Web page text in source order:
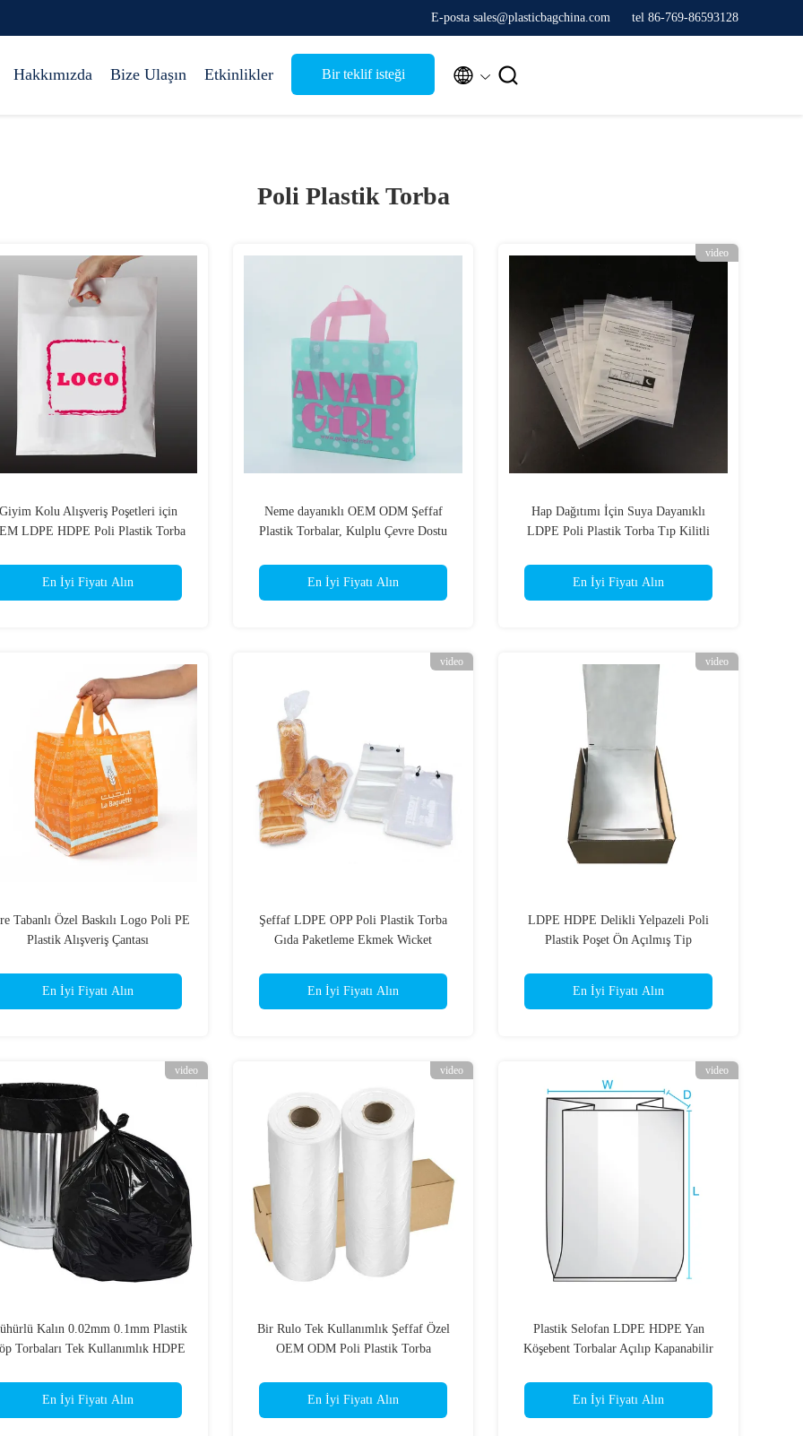
E-posta sales@plasticbagchina.com tel 86-769-86593128
Hakkımızda Bize Ulaşın Etkinlikler Bir teklif isteği  
Poli Plastik Torba
Kolu Alışveriş Poşetleri için
LDPE HDPE Poli Plastik Torba
En İyi Fiyatı Alın
Neme dayanıklı OEM ODM Şeffaf
Plastik Torbalar, Kulplu Çevre Dostu
En İyi Fiyatı Alın
video
Hap Dağıtımı İçin Suya Dayanıklı
LDPE Poli Plastik Torba Tıp Kilitli
En İyi Fiyatı Alın
Tabanlı Özel Baskılı Logo Poli PE
Plastik Alışveriş Çantası
En İyi Fiyatı Alın
video
Şeffaf LDPE OPP Poli Plastik Torba
Gıda Paketleme Ekmek Wicket
En İyi Fiyatı Alın
video
LDPE HDPE Delikli Yelpazeli Poli
Plastik Poşet Ön Açılmış Tip
En İyi Fiyatı Alın
video
Kalın 0.02mm 0.1mm Plastik
Torbaları Tek Kullanımlık HDPE
En İyi Fiyatı Alın
video
Bir Rulo Tek Kullanımlık Şeffaf Özel
OEM ODM Poli Plastik Torba
En İyi Fiyatı Alın
video
Plastik Selofan LDPE HDPE Yan
Köşebent Torbalar Açılıp Kapanabilir
En İyi Fiyatı Alın